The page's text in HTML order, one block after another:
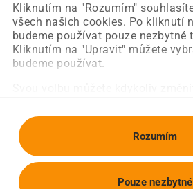
Kliknutím na "Rozumím"
všech našich cookies. Po kliknutí
budeme používat pouze nezbytné
Kliknutím na "Upravit" můžete
budeme používat.
Rozumím
Pouze nezbytné
Obnovit stránku